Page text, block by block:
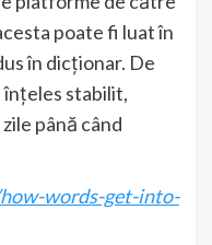
poate fi luat în
în dicționar. De
înțeles stabilit,
până când
words-get-into-